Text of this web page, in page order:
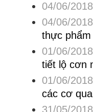
04/06/
04/06/
thực
01/06/
tiết lộ cơn
01/06/
các cơ
31/05/